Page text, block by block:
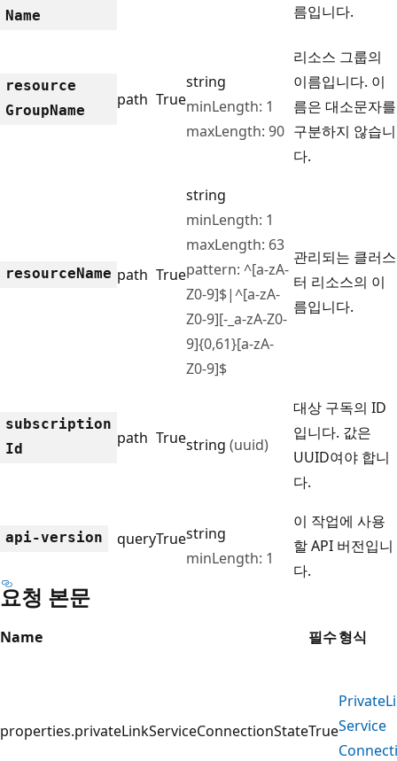
Name
름입니다.
resource
GroupName
path True
string
minLength: 1
maxLength: 90
리소스 그룹의
이름입니다. 이
름은 대소문자를
구분하지 않습니
다.
resourceName path True
string
minLength: 1
maxLength: 63
pattern: ^[a-zA-
Z0-9]$|^[a-zA-
Z0-9][-_a-zA-Z0-
9]{0,61}[a-zA-
Z0-9]$
관리되는 클러스
터 리소스의 이
름입니다.
subscription
Id
path Truestring (uuid)
대상 구독의 ID
입니다. 값은
UUID여야 합니
다.
api-version queryTruestring
minLength: 1
이 작업에 사용
할 API 버전입니
다.
요청 본문
Name 필수형식
properties.privateLinkServiceConnectionStateTrue
Private
Service